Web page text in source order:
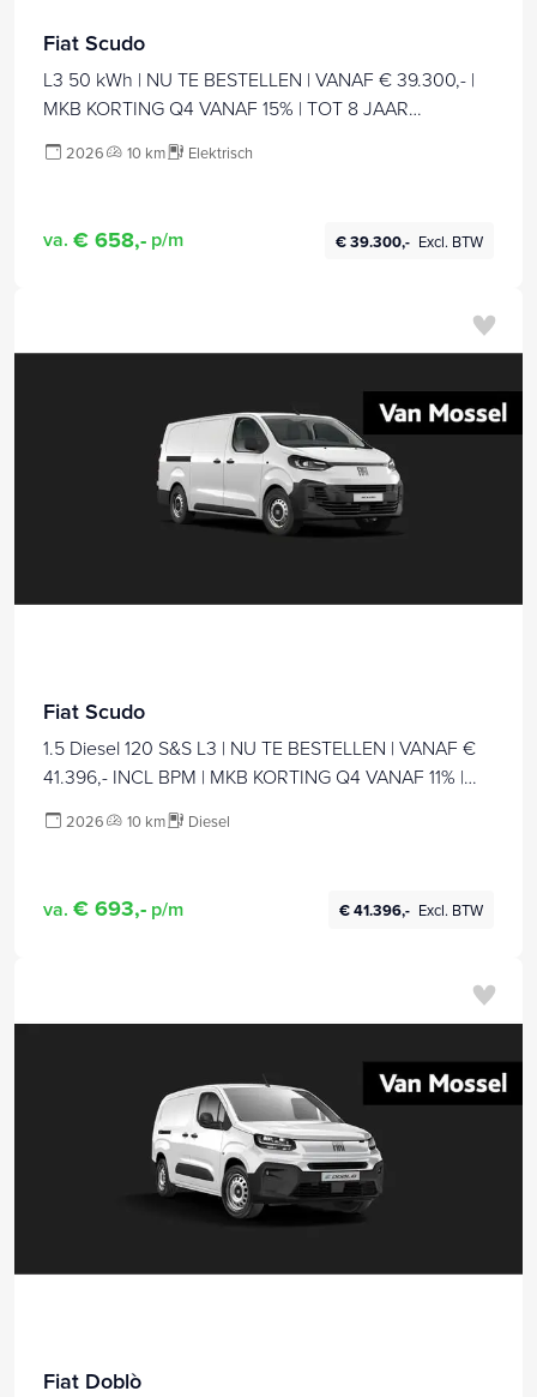
Fiat Scudo
L3 50 kWh | NU TE BESTELLEN | VANAF € 39.300,- |
MKB KORTING Q4 VANAF 15% | TOT 8 JAAR
2026 10 km Elektrisch
va. € 658,- p/m € 39.300,- Excl. BTW
Fiat Scudo
1.5 Diesel 120 S&S L3 | NU TE BESTELLEN | VANAF €
41.396,- INCL BPM | MKB KORTING Q4 VANAF 11% |
2026 10 km Diesel
va. € 693,- p/m € 41.396,- Excl. BTW
Fiat Doblò